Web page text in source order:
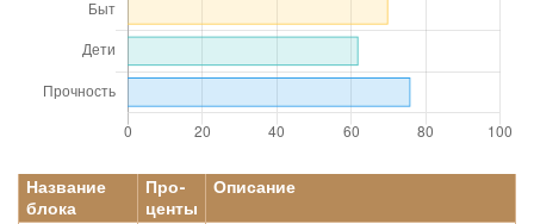
Название
блока
Про-
центы
Описание